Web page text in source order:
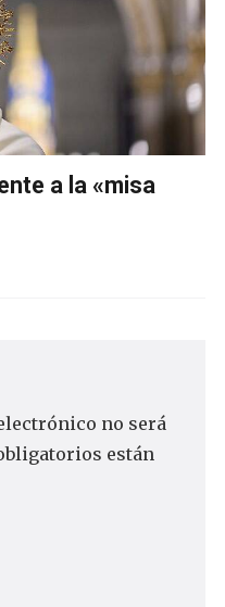
a la «misa
no será
están